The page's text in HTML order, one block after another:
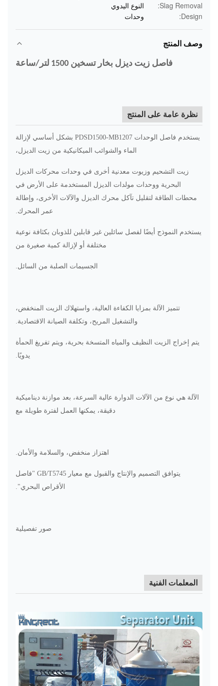
Slag Removal:
النوع اليدوي
Design:
وحدات
وصف المنتج
فاصل زيت ديزل بخار تسخين 1500 لتر/ساعة
نظرة عامة على المنتج
يستخدم فاصل الوحدات PDSD1500-MB1207 بشكل أساسي لإزالة
الماء والشوائب الميكانيكية من زيت الديزل،
زيت التشحيم وزيوت معدنية أخرى في وحدات محركات الديزل
البحرية ووحدات مولدات الديزل المستخدمة على الأرض في
محطات الطاقة لتقليل تآكل محرك الديزل والآلات الأخرى، وإطالة
عمر المحرك.
يستخدم النموذج أيضًا لفصل سائلين غير قابلين للذوبان بكثافة نوعية
مختلفة أو لإزالة كمية صغيرة من
الجسيمات الصلبة من السائل.
تتميز الآلة بمزايا الكفاءة العالية، واستهلاك الزيت المنخفض،
والتشغيل المريح، وتكلفة الصيانة الاقتصادية.
يتم إخراج الزيت النظيف والمياه المتسخة بحرية، ويتم تفريغ الحمأة
يدويًا.
الآلة هي نوع من الآلات الدوارة عالية السرعة، بعد موازنة ديناميكية
دقيقة، يمكنها العمل لفترة طويلة مع
اهتزاز منخفض، والسلامة والأمان.
يتوافق التصميم والإنتاج والقبول مع معيار GB/T5745 "فاصل
الأقراص البحري".
صور تفصيلية
المعلمات الفنية